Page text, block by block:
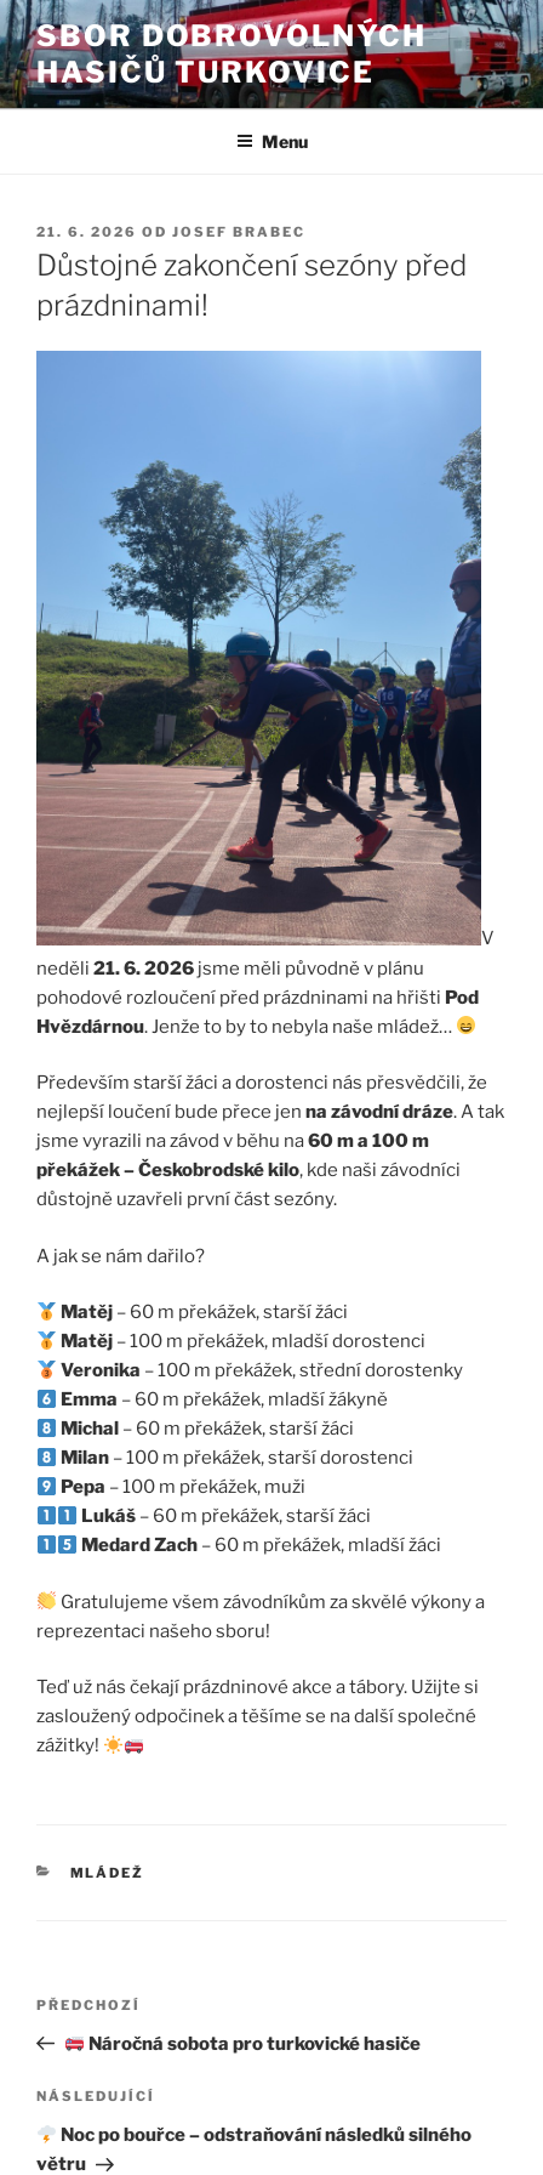
Přejít
k
obsahu
webu
SBOR DOBROVOLNÝCH
HASIČŮ TURKOVICE
Menu
PUBLIKOVÁNO
21. 6. 2026 OD JOSEF BRABEC
Důstojné zakončení sezóny před
prázdninami!
V
neděli 21. 6. 2026 jsme měli původně v plánu
pohodové rozloučení před prázdninami na hřišti Pod
Hvězdárnou. Jenže to by to nebyla naše mládež…
Především starší žáci a dorostenci nás přesvědčili, že
nejlepší loučení bude přece jen na závodní dráze. A tak
jsme vyrazili na závod v běhu na60 m a 100 m
překážek – Českobrodské kilo, kde naši závodníci
důstojně uzavřeli první část sezóny.
A jak se nám dařilo?
Matěj – 60 m překážek, starší žáci
Matěj – 100 m překážek, mladší dorostenci
Veronika – 100 m překážek, střední dorostenky
Emma – 60 m překážek, mladší žákyně
Michal – 60 m překážek, starší žáci
Milan – 100 m překážek, starší dorostenci
Pepa – 100 m překážek, muži
Lukáš – 60 m překážek, starší žáci
Medard Zach – 60 m překážek, mladší žáci
Gratulujeme všem závodníkům za skvělé výkony a
reprezentaci našeho sboru!
Teď už nás čekají prázdninové akce a tábory. Užijte si
zasloužený odpočinek a těšíme se na další společné
zážitky!
RUBRIKY
MLÁDEŽ
Navigace
příspěvek
Předchozí
příspěvek
PŘEDCHOZÍ
Náročná sobota pro turkovické hasiče
Následující
příspěvek
NÁSLEDUJÍCÍ
Noc po bouřce – odstraňování následků silného
větru